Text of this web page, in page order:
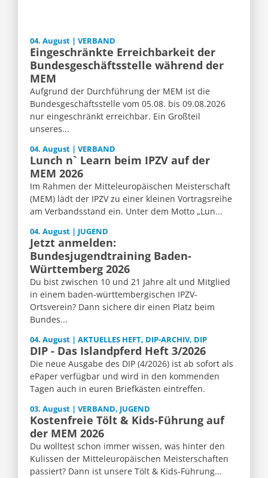
04. August | VERBAND
Eingeschränkte Erreichbarkeit der
Bundesgeschäftsstelle während der
MEM
Aufgrund der Durchführung der MEM ist die
Bundesgeschäftsstelle vom 05.08. bis 09.08.2026
nur eingeschränkt erreichbar. Ein Großteil
unseres...
04. August | VERBAND
Lunch n` Learn beim IPZV auf der
MEM 2026
Im Rahmen der Mitteleuropäischen Meisterschaft
(MEM) lädt der IPZV zu einer kleinen Vortragsreihe
am Verbandsstand ein. Unter dem Motto „Lun...
04. August | JUGEND
Jetzt anmelden:
Bundesjugendtraining Baden-
Württemberg 2026
Du bist zwischen 10 und 21 Jahre alt und Mitglied
in einem baden-württembergischen IPZV-
Ortsverein? Dann sichere dir einen Platz beim
Bundes...
04. August | AKTUELLES HEFT, DIP-ARCHIV, DIP
DIP - Das Islandpferd Heft 3/2026
Die neue Ausgabe des DIP (4/2026) ist ab sofort als
ePaper verfügbar und wird in den kommenden
Tagen auch in euren Briefkästen eintreffen.
03. August | VERBAND, JUGEND
Kostenfreie Tölt & Kids-Führung auf
der MEM 2026
Du wolltest schon immer wissen, was hinter den
Kulissen der Mitteleuropäischen Meisterschaften
passiert? Dann ist unsere Tölt & Kids-Führung...